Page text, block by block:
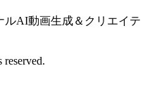
ルAI動画生成＆クリエイテ